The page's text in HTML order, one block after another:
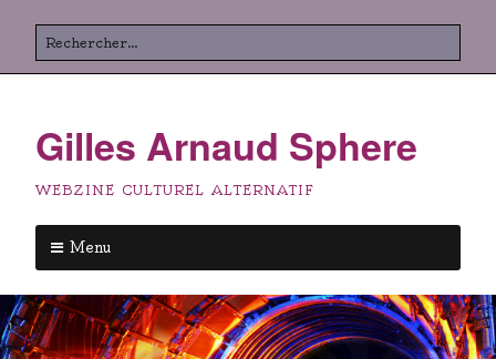
au
contenu
Rechercher
Gilles Arnaud Sphere
WEBZINE CULTUREL ALTERNATIF
Menu
au
contenu